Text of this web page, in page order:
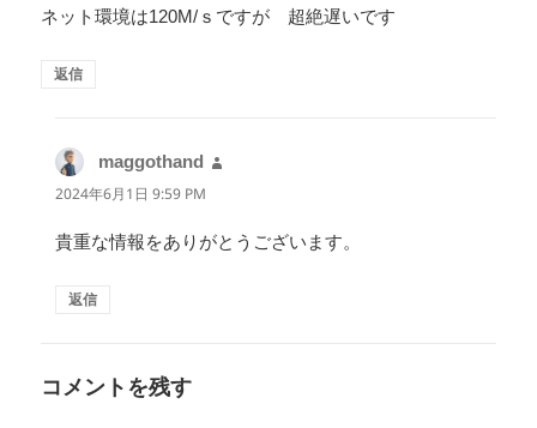
ネット環境は120M/ｓですが 超絶遅いです
返信
maggothand
2024年6月1日 9:59 PM
貴重な情報をありがとうございます。
返信
コメントを残す